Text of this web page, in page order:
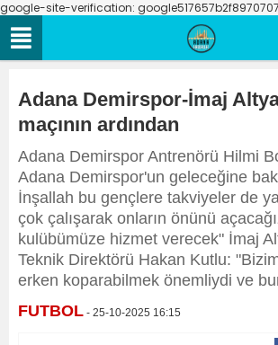
google-site-verification:
Adana Demirspor-İmaj
maçının ardından
Adana Demirspor Antrenörü Hilmi
Adana Demirspor'un geleceğine
İnşallah bu gençlere takviyeler de
çok çalışarak onların önünü
kulübümüze hizmet verecek" İmaj
Teknik Direktörü Hakan Kutlu: "Bizim
erken koparabilmek önemliydi ve
FUTBOL - 25-10-2025 16:15